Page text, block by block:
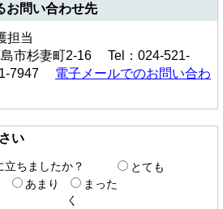
お問い合わせ先
担当
島市杉妻町2-16 Tel：024-521-
7947 電子メールでのお問い合わ
い
ちましたか？
とても
あまり
まった
く